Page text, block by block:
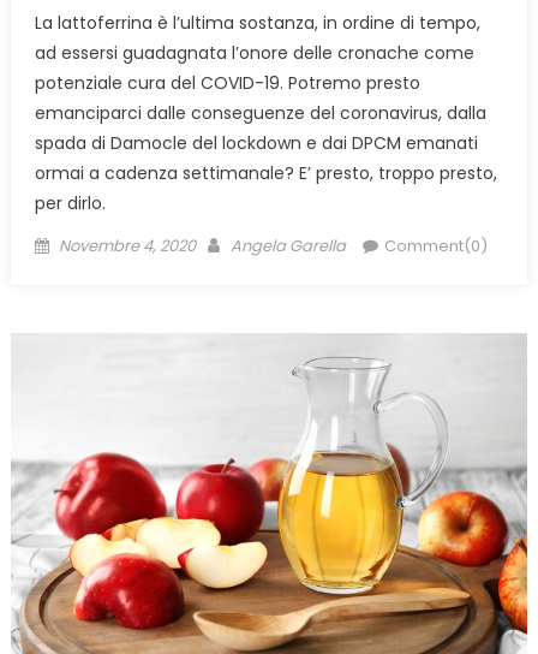
La lattoferrina è l’ultima sostanza, in ordine di tempo,
ad essersi guadagnata l’onore delle cronache come
potenziale cura del COVID-19. Potremo presto
emanciparci dalle conseguenze del coronavirus, dalla
spada di Damocle del lockdown e dai DPCM emanati
ormai a cadenza settimanale? E’ presto, troppo presto,
per dirlo.
Posted
Novembre 4, 2020 Author
Angela Garella Comment(0)